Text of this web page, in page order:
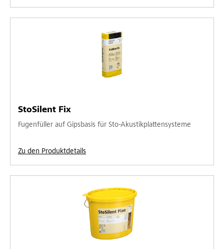
StoSilent Fix
Fugenfüller auf Gipsbasis für Sto-Akustikplattensysteme
Zu den Produktdetails